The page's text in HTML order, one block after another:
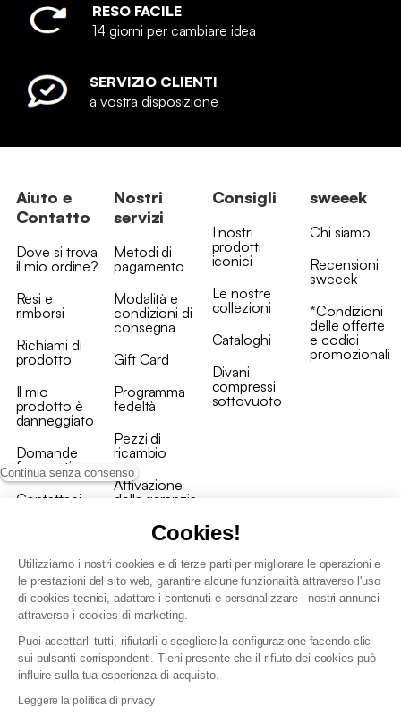
Continua senza consenso
Cookies!
Utilizziamo i nostri cookies e di terze parti per migliorare le operazioni e
le prestazioni del sito web, garantire alcune funzionalità attraverso l'uso
di cookies tecnici, adattare i contenuti e personalizzare i nostri annunci
attraverso i cookies di marketing.
Puoi accettarli tutti, rifiutarli o scegliere la configurazione facendo clic
sui pulsanti corrispondenti. Tieni presente che il rifiuto dei cookies può
influire sulla tua esperienza di acquisto.
Leggere la politica di privacy
RESO FACILE
14 giorni per cambiare idea
SERVIZIO CLIENTI
a vostra disposizione
Aiuto e
Contatto
Dove si trova
il mio ordine?
Resi e
rimborsi
Richiami di
prodotto
Il mio
prodotto è
danneggiato
Domande
frequenti
Contattaci
Nostri
servizi
Metodi di
pagamento
Modalità e
condizioni di
consegna
Gift Card
Programma
fedeltà
Pezzi di
ricambio
Attivazione
della garanzia
Consigli
I nostri
prodotti
iconici
Le nostre
collezioni
Cataloghi
Divani
compressi
sottovuoto
sweeek
Chi siamo
Recensioni
sweeek
*Condizioni
delle offerte
e codici
promozionali
Condizioni generali vendita
Politica di gestione dei dati personali e dei cookie
Condizioni generali di vendita per clienti professionali
Dichiarazione di accessibilità